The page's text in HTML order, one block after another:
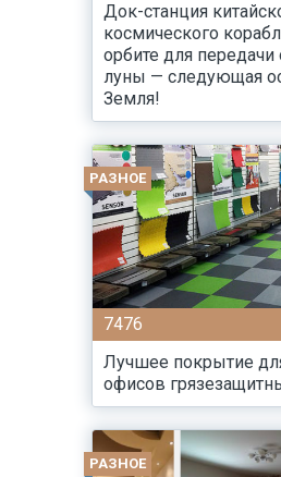
Док-станция
космического
орбите для передачи
луны — следующая
Земля!
РАЗНОЕ
7476
Лучшее покрытие
офисов
РАЗНОЕ